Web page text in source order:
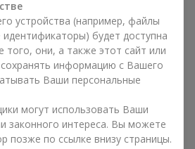
вкус в одном
— это современное сочетание
эстетики. Эксклюзивный
значимость события —дня
иликорпоратива.
с тортом живые растения
устройства (например, файлы
будет доступна
они, а также этот сайт или
информацию с Вашего
Ваши персональные
могут использовать Ваши
законного интереса. Вы можете
позже по ссылке внизу страницы.